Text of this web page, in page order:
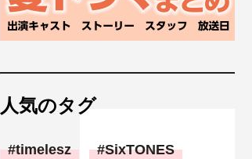
人気のタグ
timelesz SixTONES